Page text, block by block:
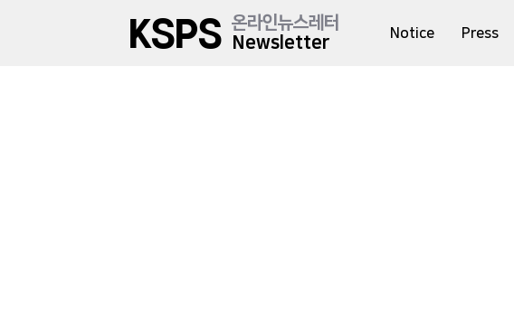
KSPS 온라인뉴스레터
Newsletter
Notice Press